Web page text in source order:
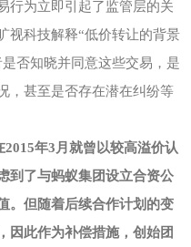
行为立即引起了监管层的关
视科技解释“低价转让的背景
否知晓并同意这些交易，是
，甚至是否存在潜在纠纷等
2015年3月就曾以较高溢价认
到了与蚂蚁集团设立合资公
。但随着后续合作计划的变
因此作为补偿措施，创始团